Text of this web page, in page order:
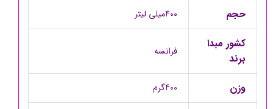
حجم 400میلی لیتر
کشور مبدا
برند
فرانسه
وزن 400گرم